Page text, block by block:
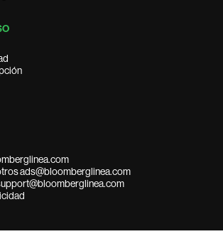
ads@bloomberglinea.com